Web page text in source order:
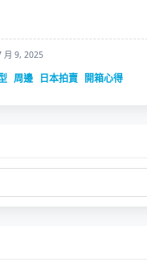
月 9, 2025
周邊 日本拍賣 開箱心得